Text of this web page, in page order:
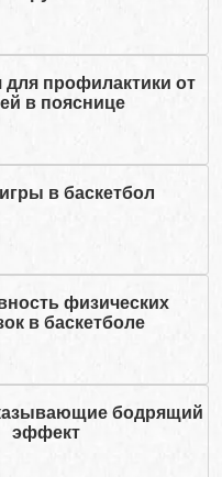
для профилактики от
в пояснице
в баскетбол
физических
в баскетболе
бодрящий
эффект